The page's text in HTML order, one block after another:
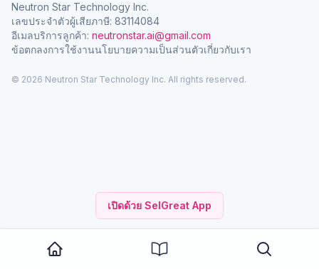
เปิดด้วย SelGreat App
Neutron Star Technology Inc.
เลขประจำตัวผู้เสียภาษี: 83114084
อีเมลบริการลูกค้า: neutronstar.ai@gmail.com
ข้อตกลงการใช้งานนโยบายความเป็นส่วนตัวเกี่ยวกับเรา
© 2026 Neutron Star Technology Inc. All rights reserved.